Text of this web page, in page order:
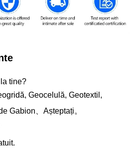
tine?
Geocelulă, Geotextil,
Gabion、Așteptați。